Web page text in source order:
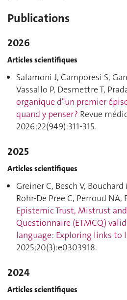
Publications
2026
Articles scientifiques
Salamoni J, Camporesi S,
Vassallo P, Desmettre T,
organique d"un premier
quand y penser ? Revue
2026;22(949):311‑315.
2025
Articles scientifiques
Greiner C, Besch V,
Rohr-De Pree C, Perroud NA,
Epistemic Trust, Mistrust
Questionnaire (ETMCQ)
language: Exploring links to
2025;20(3):e0303918.
2024
Articles scientifiques